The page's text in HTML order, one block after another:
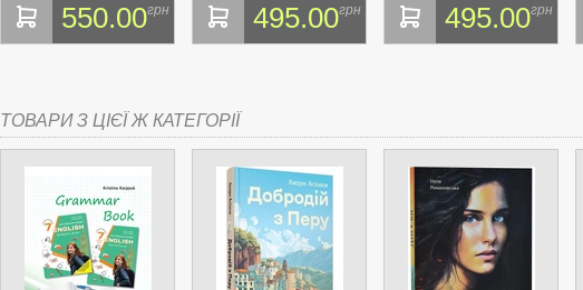
550.00грн 495.00грн 495.00грн
ТОВАРИ З ЦІЄЇ Ж КАТЕГОРІЇ